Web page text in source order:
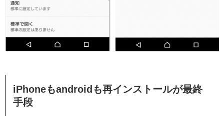
iPhoneもandroidも再インストールが最終
手段